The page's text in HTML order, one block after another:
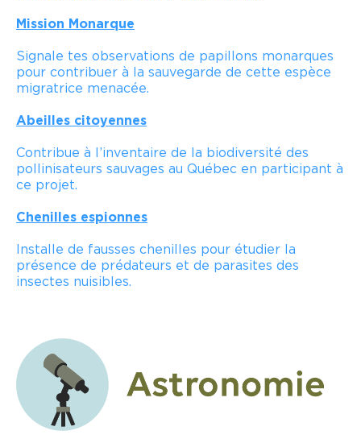
Mission Monarque
Signale tes observations de papillons monarques
pour contribuer à la sauvegarde de cette espèce
migratrice menacée.
Abeilles citoyennes
Contribue à l’inventaire de la biodiversité des
pollinisateurs sauvages au Québec en participant à
ce projet.
Chenilles espionnes
Installe de fausses chenilles pour étudier la
présence de prédateurs et de parasites des
insectes nuisibles.